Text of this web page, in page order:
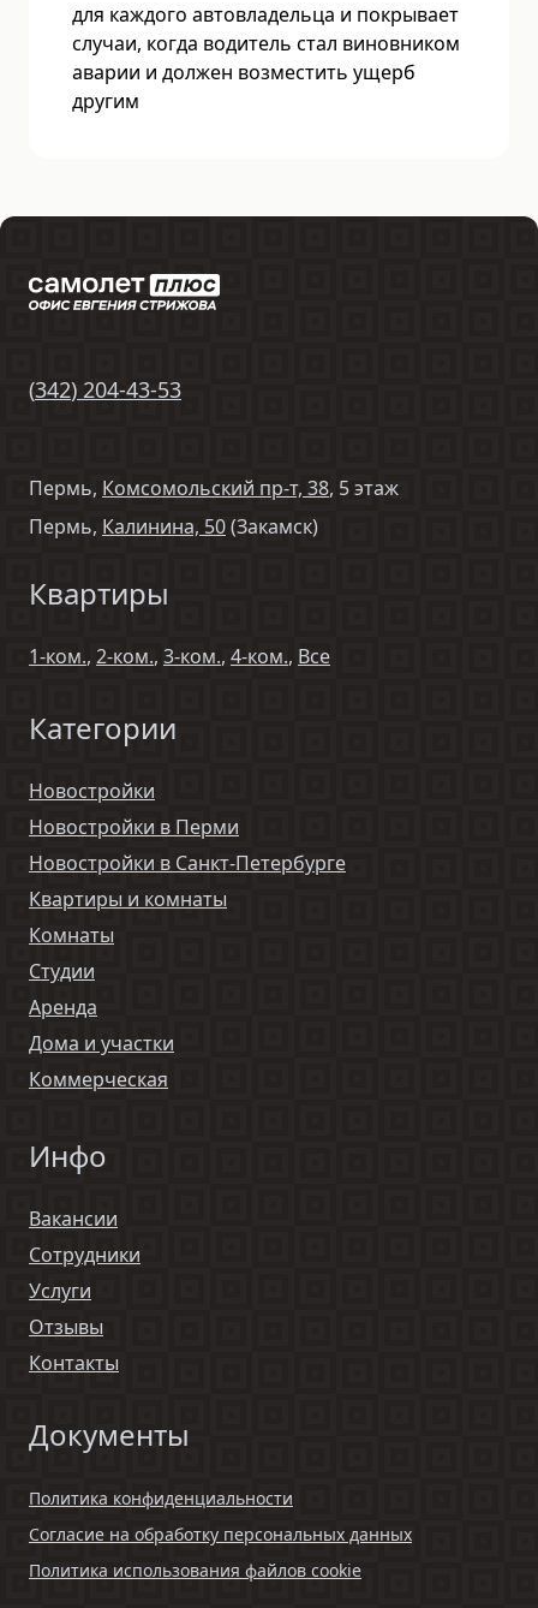
для каждого автовладельца и покрывает
случаи, когда водитель стал виновником
аварии и должен возместить ущерб
другим
(342) 204-43-53
Пермь, Комсомольский пр-т, 38, 5 этаж
Пермь, Калинина, 50(Закамск)
Квартиры
1-ком., 2-ком., 3-ком., 4-ком., Все
Категории
Новостройки
Новостройки в Перми
Новостройки в Санкт-Петербурге
Квартиры и комнаты
Комнаты
Студии
Аренда
Дома и участки
Коммерческая
Инфо
Вакансии
Сотрудники
Услуги
Отзывы
Контакты
Документы
Политика конфиденциальности
Согласие на обработку персональных данных
Политика использования файлов cookie